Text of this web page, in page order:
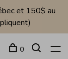
et 150$ au
0